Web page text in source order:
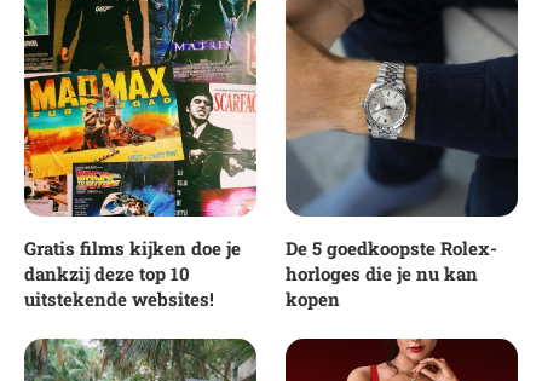
Gratis films kijken doe je
dankzij deze top 10
uitstekende websites!
De 5 goedkoopste Rolex-
horloges die je nu kan
kopen